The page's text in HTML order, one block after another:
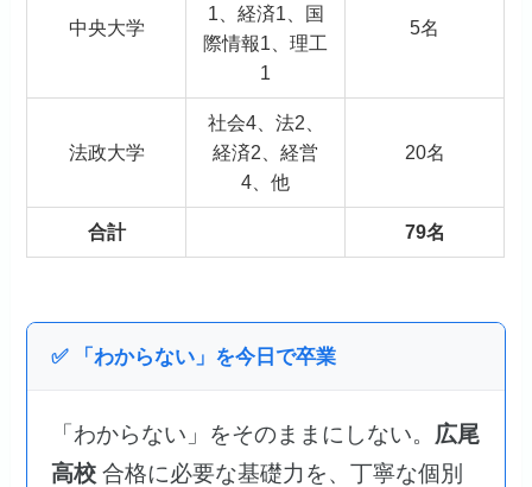
中央大学
1、経済1、国
際情報1、理工
1
5名
法政大学
社会4、法2、
経済2、経営
4、他
20名
合計 79名
✅ 「わからない」を今日で卒業
「わからない」をそのままにしない。 広尾
高校 合格に必要な基礎力を、丁寧な個別